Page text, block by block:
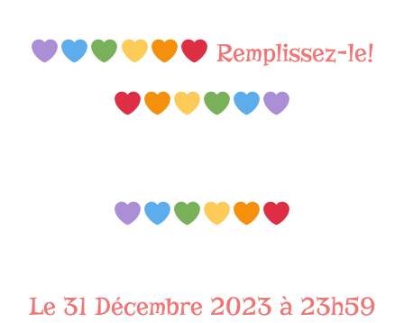
Remplissez-le!
Le 31 Décembre 2023 à 23h59